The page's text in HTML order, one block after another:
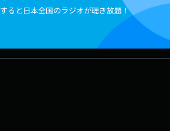
ると日本全国のラジオが聴き放題！